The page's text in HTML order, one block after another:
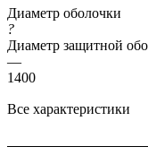
Диаметр оболочки
?
Диаметр защитной
—
1400
Все характеристики